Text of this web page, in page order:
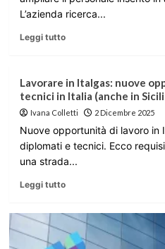
L’azienda ricerca...
Leggi tutto
Lavorare in Italgas: nuove
tecnici in Italia (anche in
Ivana Colletti 2 Dicembre 2025
Nuove opportunità di lavoro in
diplomati e tecnici. Ecco
una strada...
Leggi tutto